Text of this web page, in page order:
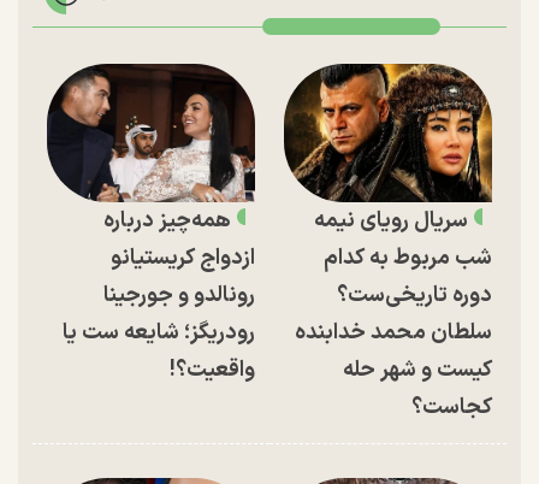
سریال رویای نیمه
شب مربوط به کدام
دوره تاریخی‌ست؟
سلطان محمد خدابنده
کیست و شهر حله
کجاست؟
همه‌چیز درباره
ازدواج کریستیانو
رونالدو و جورجینا
رودریگز؛ شایعه ست یا
واقعیت؟!